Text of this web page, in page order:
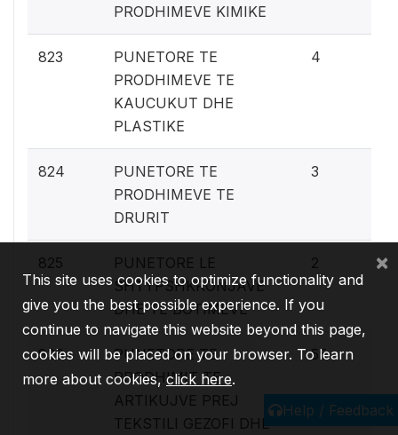
PRODHIMEVE KIMIKE
823
PUNETORE TE
PRODHIMEVE TE
KAUCUKUT DHE
PLASTIKE
4
824
PUNETORE TE
PRODHIMEVE TE
DRURIT
3
825
PUNETORE LE
SHTYPSHKRONJAVE
DHE TE BOTIMEVE
2
826
PUNETORE TE
PRODHIMIT TE
ARTIKUJVE PREJ
TEKSTILI GEZOFI DHE
55
Help / Feedback
This site uses cookies to optimize functionality and
give you the best possible experience. If you
continue to navigate this website beyond this page,
cookies will be placed on your browser. To learn
more about cookies,click here.
×